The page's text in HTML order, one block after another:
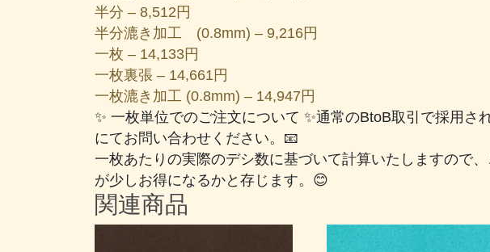
半分 – 8,512円
半分漉き加工 (0.8mm) – 9,216円
一枚 – 14,133円
一枚裏張 – 14,661円
一枚漉き加工 (0.8mm) – 14,947円
✨ 一枚単位でのご注文について ✨通常のBtoB取引で採用
にてお問い合わせください。📧
一枚あたりの実際のデシ数に基づいて計算いたしますので
が少しお得になるかと存じます。😊
関連商品